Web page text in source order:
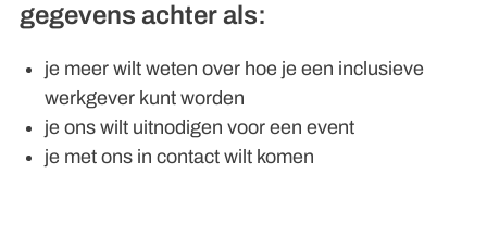
gegevens achter als:
je meer wilt weten over hoe je een inclusieve
werkgever kunt worden
je ons wilt uitnodigen voor een event
je met ons in contact wilt komen